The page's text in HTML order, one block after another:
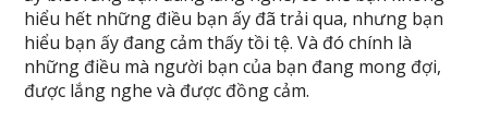
hiểu hết những điều bạn ấy đã trải qua, nhưng bạn
hiểu bạn ấy đang cảm thấy tồi tệ. Và đó chính là
những điều mà người bạn của bạn đang mong đợi,
được lắng nghe và được đồng cảm.